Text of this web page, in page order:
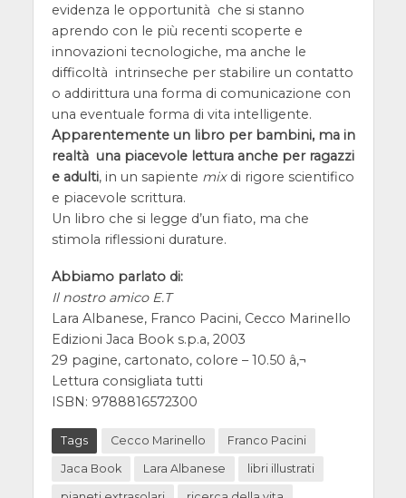
evidenza le opportunità che si stanno
aprendo con le più recenti scoperte e
innovazioni tecnologiche, ma anche le
difficoltà intrinseche per stabilire un contatto
o addirittura una forma di comunicazione con
una eventuale forma di vita intelligente.
Apparentemente un libro per bambini, ma in
realtà una piacevole lettura anche per ragazzi
e adulti, in un sapiente mixdi rigore scientifico
e piacevole scrittura.
Un libro che si legge d’un fiato, ma che
stimola riflessioni durature.
Abbiamo parlato di:
Il nostro amico E.T
Lara Albanese, Franco Pacini, Cecco Marinello
Edizioni Jaca Book s.p.a, 2003
29 pagine, cartonato, colore – 10.50 â‚¬
Lettura consigliata tutti
ISBN: 9788816572300
Tags Cecco Marinello Franco Pacini
Jaca Book Lara Albanese libri illustrati